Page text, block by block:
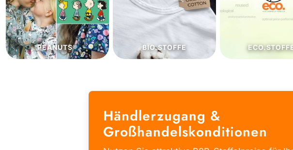
BIO.STOFFE ECO.STOFFE
Händlerzugang &
Großhandelskonditionen